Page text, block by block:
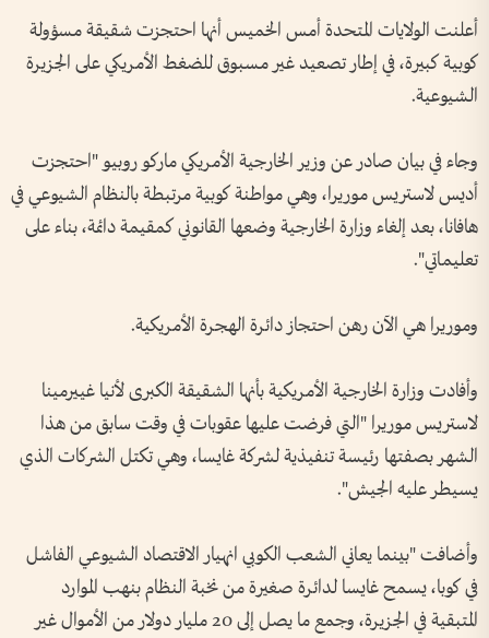
أعلنت الولايات المتحدة أمس الخميس أنها احتجزت شقيقة مسؤولة
كوبية كبيرة، في إطار تصعيد غير مسبوق للضغط الأمريكي على الجزيرة
الشيوعية.
وجاء في بيان صادر عن وزير الخارجية الأمريكي ماركو روبيو "احتجزت
أديس لاستريس موريرا، وهي مواطنة كوبية مرتبطة بالنظام الشيوعي في
هافانا، بعد إلغاء وزارة الخارجية وضعها القانوني كمقيمة دائمة، بناء على
تعليماتي".
وموريرا هي الآن رهن احتجاز دائرة الهجرة الأمريكية.
وأفادت وزارة الخارجية الأمريكية بأنها الشقيقة الكبرى لأنيا غييرمينا
لاستريس موريرا "التي فرضت عليها عقوبات في وقت سابق من هذا
الشهر بصفتها رئيسة تنفيذية لشركة غايسا، وهي تكتل الشركات الذي
يسيطر عليه الجيش".
وأضافت "بينما يعاني الشعب الكوبي انهيار الاقتصاد الشيوعي الفاشل
في كوبا، يسمح غايسا لدائرة صغيرة من نخبة النظام بنهب الموارد
المتبقية في الجزيرة، وجمع ما يصل إلى 20 مليار دولار من الأموال غير